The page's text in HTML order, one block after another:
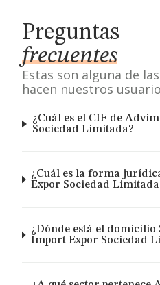
Preguntas
frecuentes
Estas son alguna de
hacen nuestros
¿Cuál es el CIF de
Sociedad Limitada?
¿Cuál es la forma
Expor Sociedad
¿Dónde está el
Import Expor Sociedad